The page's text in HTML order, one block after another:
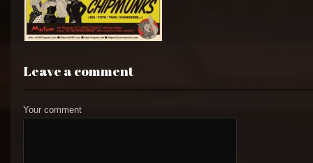
Leave a comment
Your comment